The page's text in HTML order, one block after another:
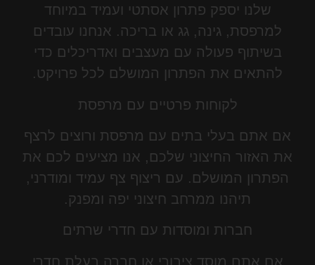
שלנו יספק פתרון אסתטי ועמיד במיוחד
למרפסת, גינה, גג או בריכה. אנחנו עובדים
בשיתוף פעולה עם מעצבים ואדריכלים כדי
להתאים את הפתרון המושלם לכל פרויקט.
לקוחות פרטיים עם מרפסת
אם אתם בעלי בתים עם מרפסת ורוצים לרצף
את האזור החיצוני שלכם, אנו מציעים לכם את
הפתרון המושלם. עם ריצוף צף עמיד ומודרני,
תיהנו ממרחב חיצוני יפה ומפנק.
חברות ומוסדות עם חדרי שרתים
אם אתם מוסד ציבורי או חברה בעלת חדרי